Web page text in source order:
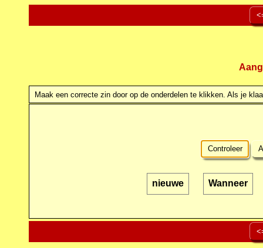
Maak een correcte zin door op de onderdelen te klikken. Als je
Controleer
nieuwe Wanneer